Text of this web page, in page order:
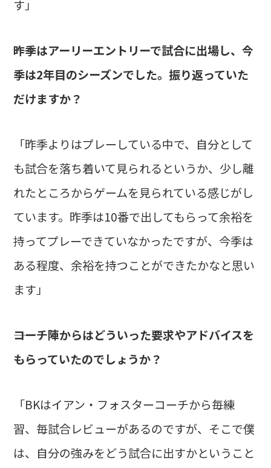
す」
――昨季はアーリーエントリーで試合に出場し、今
季は2年目のシーズンでした。振り返っていた
だけますか？
「昨季よりはプレーしている中で、自分として
も試合を落ち着いて見られるというか、少し離
れたところからゲームを見られている感じがし
ています。昨季は10番で出してもらって余裕を
持ってプレーできていなかったですが、今季は
ある程度、余裕を持つことができたかなと思い
ます」
――コーチ陣からはどういった要求やアドバイスを
もらっていたのでしょうか？
「BKはイアン・フォスターコーチから毎練
習、毎試合レビューがあるのですが、そこで僕
は、自分の強みをどう試合に出すかということ